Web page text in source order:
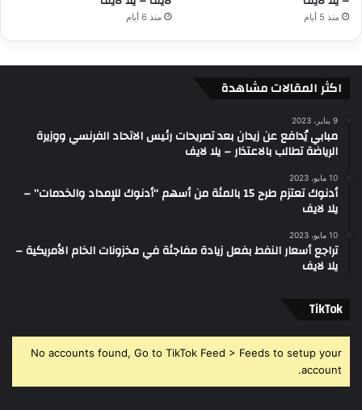
منذ 5 أيام منذ 6 أيام
اكثر المقالات مشاهدة
9 يناير، 2023
مبابي يُدافع عن زيدان بعد تصريحات رئيس الاتحاد الفرنسي ووزيرة
الرياضة تطالب بالاعتذار – يلا لايف
10 مايو، 2023
أدنوك تعتزم طرح 15 بالمئة من أسهم “أدنوك للإمداد والخدمات” –
يلا لايف
10 مايو، 2023
تراجع أسعار النفط بفعل زيادة مفاجئة في مخزونات الخام الأمريكية –
يلا لايف
‫TikTok
No accounts found, Go to TikTok Feed > Feeds to setup your
account.